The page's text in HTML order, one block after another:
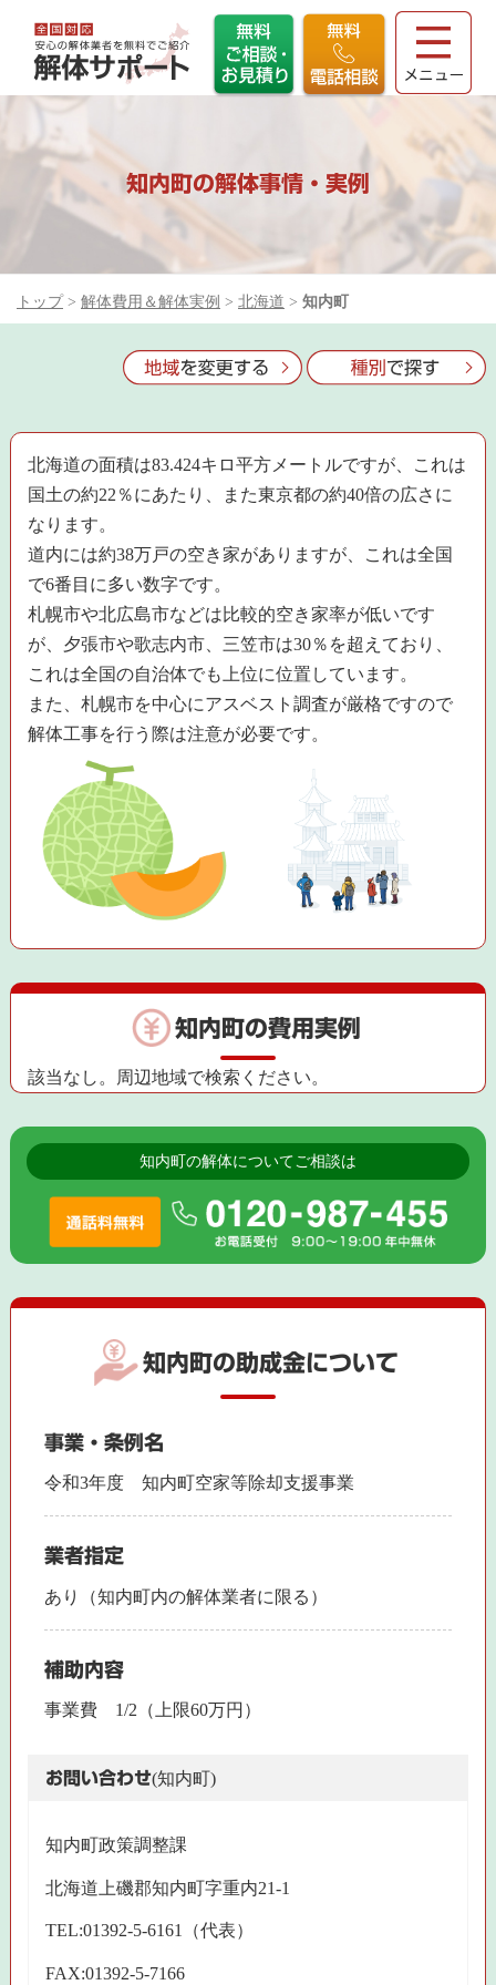
知内町の解体事情・実例
トップ > 解体費用＆解体実例 > 北海道 > 知内町
北海道の面積は83.424キロ平方メートルですが、これは
国土の約22％にあたり、また東京都の約40倍の広さに
なります。
道内には約38万戸の空き家がありますが、これは全国
で6番目に多い数字です。
札幌市や北広島市などは比較的空き家率が低いです
が、夕張市や歌志内市、三笠市は30％を超えており、
これは全国の自治体でも上位に位置しています。
また、札幌市を中心にアスベスト調査が厳格ですので
解体工事を行う際は注意が必要です。
知内町の費用実例
該当なし。周辺地域で検索ください。
知内町の解体についてご相談は
知内町の助成金について
事業・条例名
令和3年度 知内町空家等除却支援事業
業者指定
あり（知内町内の解体業者に限る）
補助内容
事業費 1/2（上限60万円）
お問い合わせ(知内町)
知内町政策調整課
北海道上磯郡知内町字重内21-1
TEL:01392-5-6161（代表）
FAX:01392-5-7166